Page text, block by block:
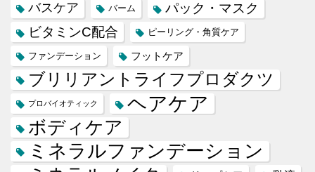
バスケア
バーム
パック・マスク
ビタミンC配合
ピーリング・角質ケア
ファンデーション フットケア
ブリリアントライフプロダクツ
プロバイオティック ヘアケア
ボディケア
ミネラルファンデーション